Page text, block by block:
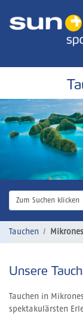
Zum Suchen klicken
Tauchen
Unsere
Tauchen in
spektakulärsten